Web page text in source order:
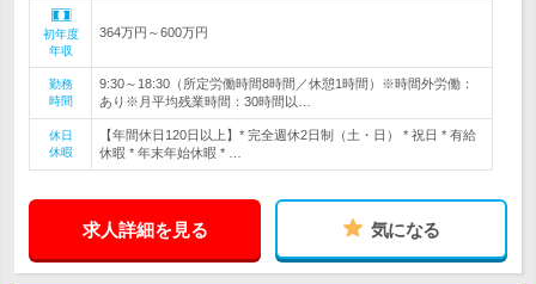
初年度
年収
364万円～600万円
勤務
時間
9:30～18:30（所定労働時間8時間／休憩1時間）※時間外労働：
あり※月平均残業時間：30時間以…
休日
休暇
【年間休日120日以上】* 完全週休2日制（土・日） * 祝日 * 有給
休暇 * 年末年始休暇 * …
求人詳細を見る 気になる